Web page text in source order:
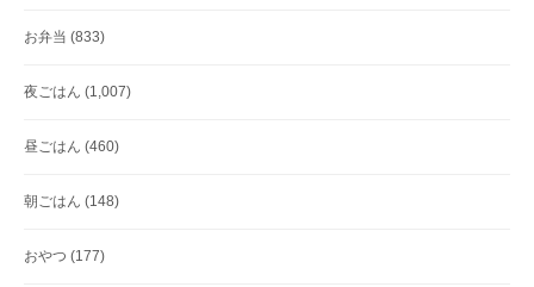
お弁当 (833)
夜ごはん (1,007)
昼ごはん (460)
朝ごはん (148)
おやつ (177)